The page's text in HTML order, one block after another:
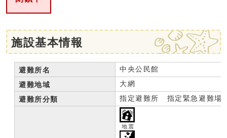
施設基本情報
避難所名 中央公民館
避難地域 大網
避難所分類 指定避難所 指定緊急避難場
地震